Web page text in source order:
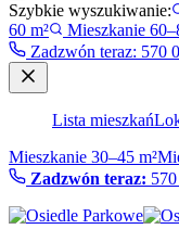
Szybkie wyszukiwanie:
60 m²
Mieszkanie
Zadzwón teraz: 570
Lista mieszkań
Mieszkanie 30–45 m²
Zadzwón teraz: